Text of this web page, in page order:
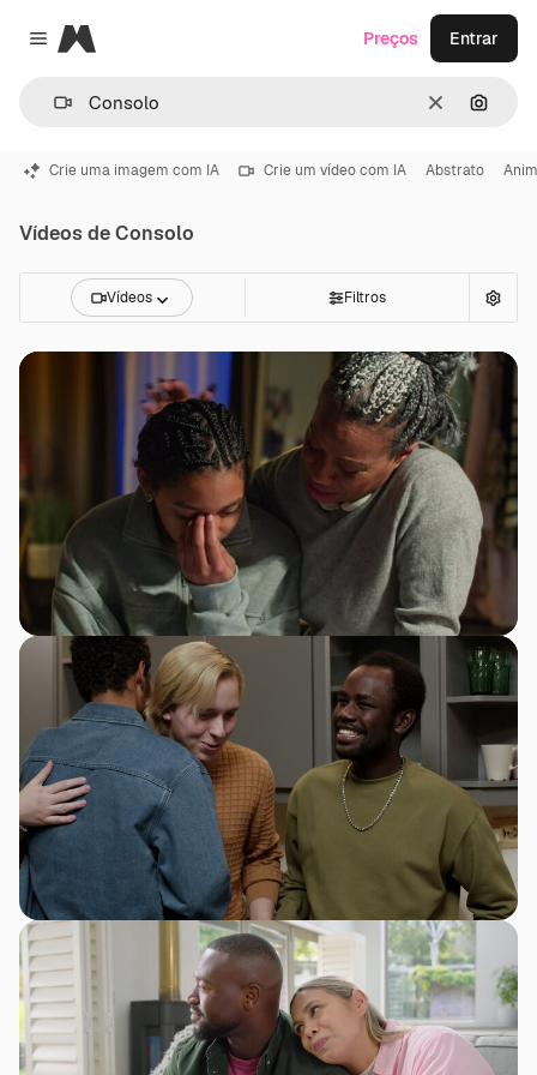
Close menu
Magnific
Limpar
Preços Entrar
Crie uma imagem com IA Crie um vídeo com IA Abstrato
Vídeos de Consolo
Vídeos Filtros